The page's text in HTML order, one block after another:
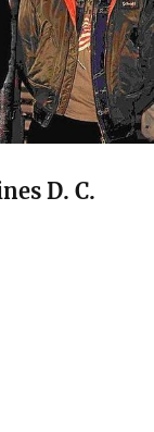
D. C.